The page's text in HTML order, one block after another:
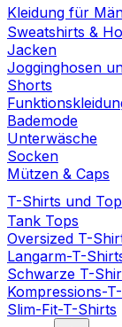
Kleidung für
Sweatshirts &
Jacken
Jogginghosen
Shorts
Bademode
Unterwäsche
Socken
Mützen & Caps
T-Shirts und
Tank Tops
Oversized T-
Langarm-T-
Schwarze T-
Kompressions-
Slim-Fit-T-Shirts